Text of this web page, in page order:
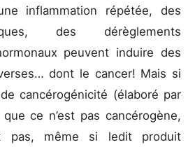
inflammation répétée, des
des dérèglements
peuvent induire des
dont le cancer! Mais si
cancérogénicité (élaboré par
ce n’est pas cancérogène,
pas, même si ledit produit